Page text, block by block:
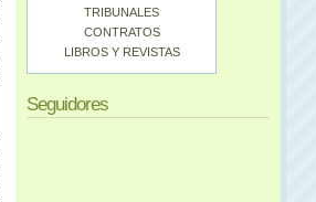
TRIBUNALES
CONTRATOS
LIBROS Y REVISTAS
Seguidores